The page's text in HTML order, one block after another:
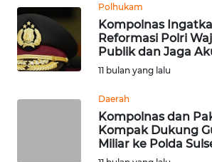
Polhukam
Kompolnas
Reformasi Polri
Publik dan Jaga
11 bulan yang lalu
Daerah
Kompolnas dan
Kompak Dukung
Miliar ke Polda
INFO
IKLAN